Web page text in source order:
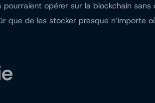
opérer sur la blockchain sans
de les stocker presque n’importe